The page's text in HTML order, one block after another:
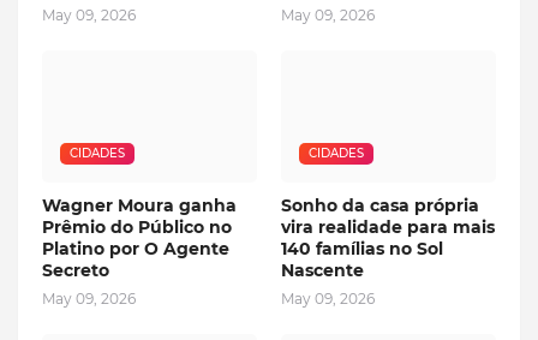
May 09, 2026 May 09, 2026
CIDADES
Wagner Moura ganha
Prêmio do Público no
Platino por O Agente
Secreto
May 09, 2026
CIDADES
Sonho da casa própria
vira realidade para mais
140 famílias no Sol
Nascente
May 09, 2026